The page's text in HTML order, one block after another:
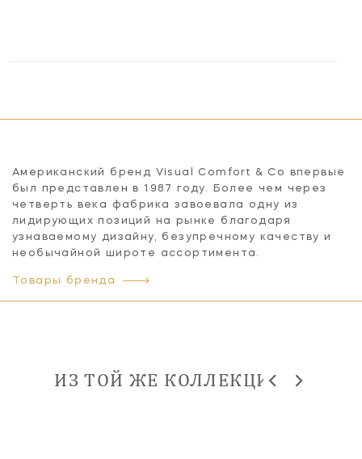
Американский бренд Visual Comfort & Co впервые
был представлен в 1987 году. Более чем через
четверть века фабрика завоевала одну из
лидирующих позиций на рынке благодаря
узнаваемому дизайну, безупречному качеству и
необычайной широте ассортимента.
Товары бренда
ИЗ ТОЙ ЖЕ КОЛЛЕКЦИИ